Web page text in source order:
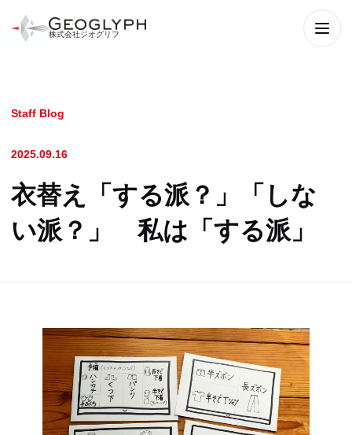
株式会社ジオグリフ
メニ
Staff Blog
2025.09.16
衣替え「する派？」「しな
い派？」 私は「する派」